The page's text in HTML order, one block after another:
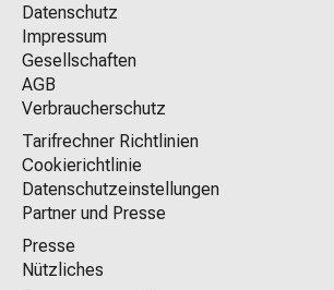
Datenschutz
Impressum
Gesellschaften
AGB
Verbraucherschutz
Tarifrechner Richtlinien
Cookierichtlinie
Datenschutzeinstellungen
Partner und Presse
Presse
Nützliches